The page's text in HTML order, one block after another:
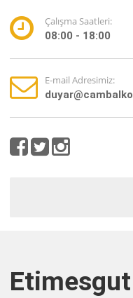
Çalışma Saatleri:
08:00 - 18:00
E-mail Adresimiz: